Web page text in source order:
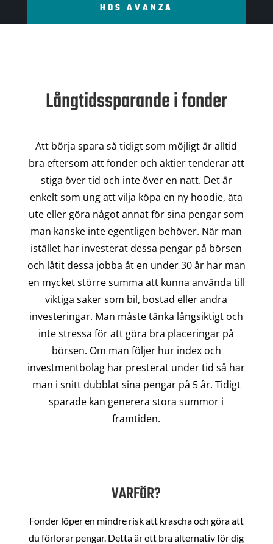
HOS AVANZA
Långtidssparande i fonder
Att börja spara så tidigt som möjligt är alltid
bra eftersom att fonder och aktier tenderar att
stiga över tid och inte över en natt. Det är
enkelt som ung att vilja köpa en ny hoodie, äta
ute eller göra något annat för sina pengar som
man kanske inte egentligen behöver. När man
istället har investerat dessa pengar på börsen
och låtit dessa jobba åt en under 30 år har man
en mycket större summa att kunna använda till
viktiga saker som bil, bostad eller andra
investeringar. Man måste tänka långsiktigt och
inte stressa för att göra bra placeringar på
börsen. Om man följer hur index och
investmentbolag har presterat under tid så har
man i snitt dubblat sina pengar på 5 år. Tidigt
sparade kan generera stora summor i
framtiden.
VARFÖR?
Fonder löper en mindre risk att krascha och göra att
du förlorar pengar. Detta är ett bra alternativ för dig